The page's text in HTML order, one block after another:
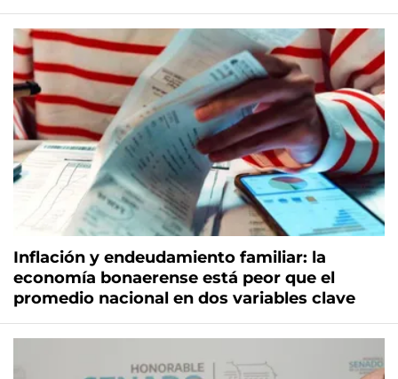
Inflación y endeudamiento familiar: la
economía bonaerense está peor que el
promedio nacional en dos variables clave